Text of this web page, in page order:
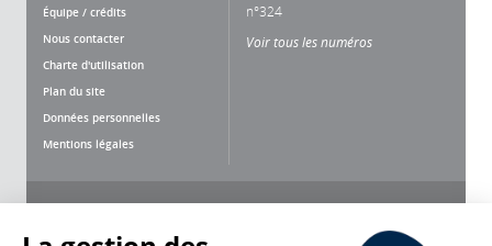
Équipe / crédits
Nous contacter
Charte d'utilisation
Plan du site
Données personnelles
Mentions légales
n°324
Voir tous les numéros